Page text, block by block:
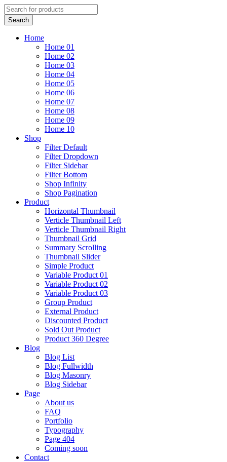
Home
Home 01
Home 02
Home 03
Home 04
Home 05
Home 06
Home 07
Home 08
Home 09
Home 10
Shop
Filter Default
Filter Dropdown
Filter Sidebar
Filter Bottom
Shop Infinity
Shop Pagination
Product
Horizontal Thumbnail
Verticle Thumbnail Left
Verticle Thumbnail Right
Thumbnail Grid
Summary Scrolling
Thumbnail Slider
Simple Product
Variable Product 01
Variable Product 02
Variable Product 03
Group Product
External Product
Discounted Product
Sold Out Product
Product 360 Degree
Blog
Blog List
Blog Fullwidth
Blog Masonry
Blog Sidebar
Page
About us
FAQ
Portfolio
Typography
Page 404
Coming soon
Contact